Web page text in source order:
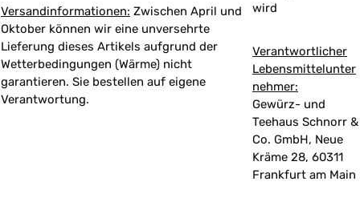
Versandinformationen: Zwischen April und
Oktober können wir eine unversehrte
Lieferung dieses Artikels aufgrund der
Wetterbedingungen (Wärme) nicht
garantieren. Sie bestellen auf eigene
Verantwortung.
wird
Verantwortlicher
Lebensmittelunter
nehmer:
Gewürz- und
Teehaus Schnorr &
Co. GmbH, Neue
Kräme 28, 60311
Frankfurt am Main